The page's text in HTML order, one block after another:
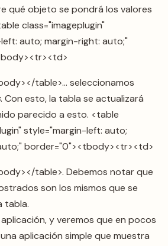
qué objeto se pondrá los valores
class="imageplugin"
auto; margin-right: auto;"
table>… seleccionamos
. Con esto, la tabla se actualizará
parecido a esto. <table
style="margin-left: auto;
border="0"><tbody><tr><td>
table>. Debemos notar que
son los mismos que se
tabla.
y veremos que en pocos
aplicación simple que muestra